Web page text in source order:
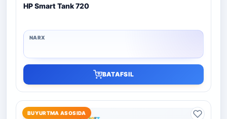
HP Smart Tank 720
BATAFSIL
BUYURTMA ASOSIDA